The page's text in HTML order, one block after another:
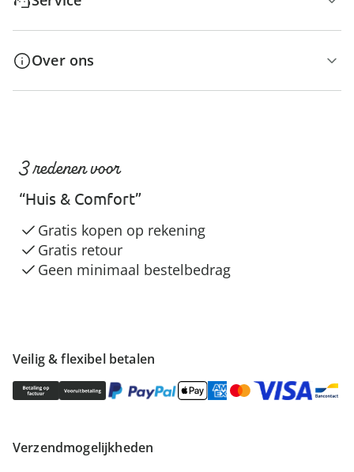
Over ons
Veilig & flexibel betalen
Verzendmogelijkheden
3 redenen voor
“Huis & Comfort”
Gratis kopen op rekening
Gratis retour
Geen minimaal bestelbedrag